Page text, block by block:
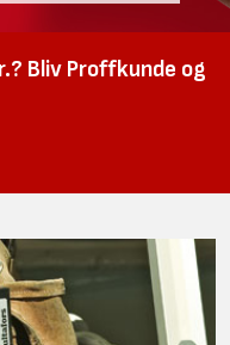
Bliv Proffkunde og